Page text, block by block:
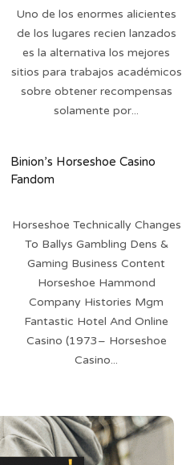
que terminan de registrarse:
Uno de los enormes alicientes
de los lugares recien lanzados
es la alternativa los mejores
sitios para trabajos académicos
sobre obtener recompensas
solamente por...
Binion’s Horseshoe Casino
Fandom
Horseshoe Technically Changes
To Ballys Gambling Dens &
Gaming Business Content
Horseshoe Hammond
Company Histories Mgm
Fantastic Hotel And Online
Casino (1973– Horseshoe
Casino...